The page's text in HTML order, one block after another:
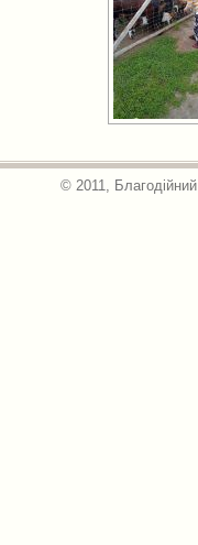
© 2011,